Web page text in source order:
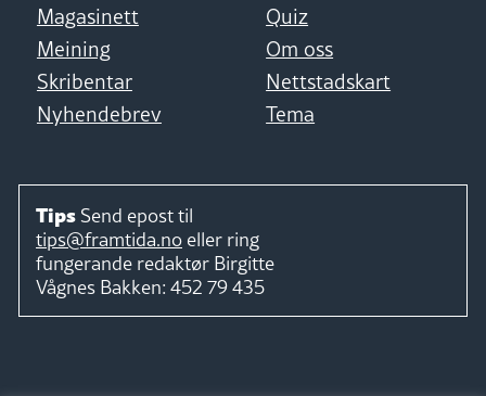
Magasinett
Quiz
Meining
Om oss
Skribentar
Nettstadskart
Nyhendebrev
Tema
Tips Send epost til
tips@framtida.no eller ring
fungerande redaktør Birgitte
Vågnes Bakken: 452 79 435